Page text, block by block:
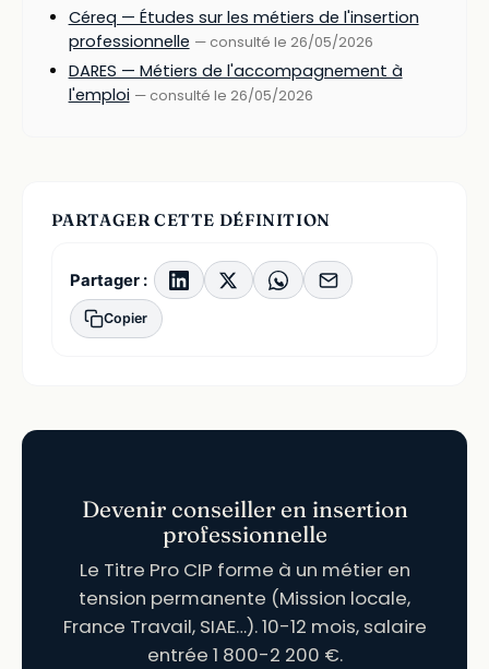
Céreq — Études sur les métiers de l'insertion
professionnelle — consulté le 26/05/2026
DARES — Métiers de l'accompagnement à
l'emploi — consulté le 26/05/2026
PARTAGER CETTE DÉFINITION
Partager :
Copier
Devenir conseiller en insertion
professionnelle
Le Titre Pro CIP forme à un métier en
tension permanente (Mission locale,
France Travail, SIAE…). 10-12 mois, salaire
entrée 1 800-2 200 €.